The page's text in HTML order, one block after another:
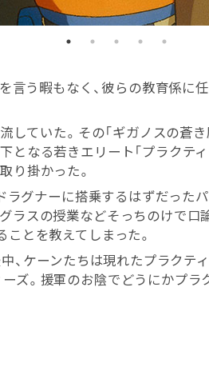
言う暇もなく、彼らの教育係
ていた。その「ギガノスの蒼
なる若きエリート「プラクテ
り掛かった。
ラグナーに搭乗するはずだった
ラスの授業などそっちのけで
とを教えてしまった。
、ケーンたちは現れたプラクテ
ズ。援軍のお陰でどうにかプラ